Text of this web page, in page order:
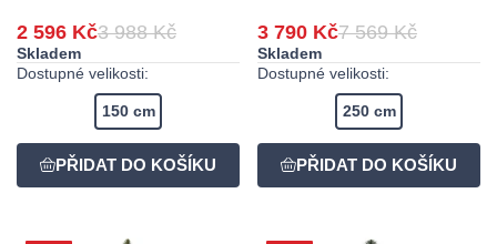
2 596 Kč3 988 Kč
Skladem
Dostupné velikosti:
150 cm
3 790 Kč7 569 Kč
Skladem
Dostupné velikosti:
250 cm